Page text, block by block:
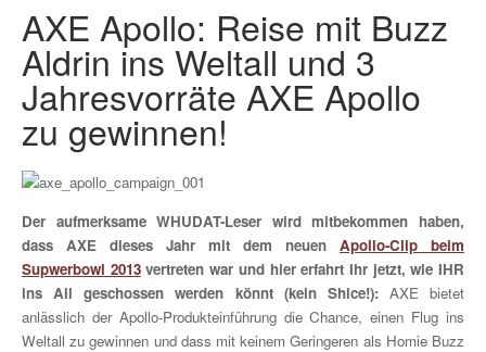
AXE Apollo: Reise mit Buzz
Aldrin ins Weltall und 3
Jahresvorräte AXE Apollo
zu gewinnen!
Der aufmerksame WHUDAT-Leser wird mitbekommen haben,
dass AXE dieses Jahr mit dem neuen Apollo-Clip beim
Supwerbowl 2013vertreten war und hier erfahrt Ihr jetzt, wie IHR
ins All geschossen werden könnt (kein Shice!):AXE bietet
anlässlich der Apollo-Produkteinführung die Chance, einen Flug ins
Weltall zu gewinnen und dass mit keinem Geringeren als Homie Buzz